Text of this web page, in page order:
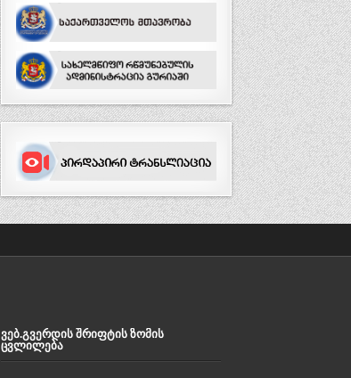
ᲕᲔᲑ.ᲒᲕᲔᲠᲓᲘᲡ ᲨᲠᲘᲤᲢᲘᲡ ᲖᲝᲛᲘᲡ
ᲪᲕᲚᲘᲚᲔᲑᲐ